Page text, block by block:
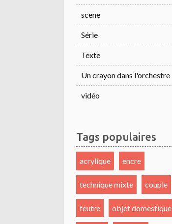
scene
Série
Texte
Un crayon dans l'orchestre
vidéo
Tags populaires
acrylique encre
technique mixte couple
feutre objet domestique